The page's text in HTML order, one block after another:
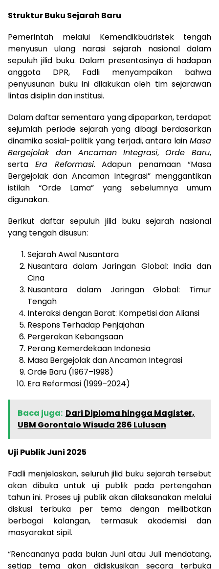
Struktur Buku Sejarah Baru
Pemerintah melalui Kemendikbudristek tengah
menyusun ulang narasi sejarah nasional dalam
sepuluh jilid buku. Dalam presentasinya di hadapan
anggota DPR, Fadli menyampaikan bahwa
penyusunan buku ini dilakukan oleh tim sejarawan
lintas disiplin dan institusi.
Dalam daftar sementara yang dipaparkan, terdapat
sejumlah periode sejarah yang dibagi berdasarkan
dinamika sosial-politik yang terjadi, antara lain Masa
Bergejolak dan Ancaman Integrasi,Orde Baru,
serta Era Reformasi. Adapun penamaan “Masa
Bergejolak dan Ancaman Integrasi” menggantikan
istilah “Orde Lama” yang sebelumnya umum
digunakan.
Berikut daftar sepuluh jilid buku sejarah nasional
yang tengah disusun:
Sejarah Awal Nusantara
Nusantara dalam Jaringan Global: India dan
Cina
Nusantara dalam Jaringan Global: Timur
Tengah
Interaksi dengan Barat: Kompetisi dan Aliansi
Respons Terhadap Penjajahan
Pergerakan Kebangsaan
Perang Kemerdekaan Indonesia
Masa Bergejolak dan Ancaman Integrasi
Orde Baru (1967–1998)
Era Reformasi (1999–2024)
Baca juga: Dari Diploma hingga Magister,
UBM Gorontalo Wisuda 286 Lulusan
Uji Publik Juni 2025
Fadli menjelaskan, seluruh jilid buku sejarah tersebut
akan dibuka untuk uji publik pada pertengahan
tahun ini. Proses uji publik akan dilaksanakan melalui
diskusi terbuka per tema dengan melibatkan
berbagai kalangan, termasuk akademisi dan
masyarakat sipil.
“Rencananya pada bulan Juni atau Juli mendatang,
setiap tema akan didiskusikan secara terbuka